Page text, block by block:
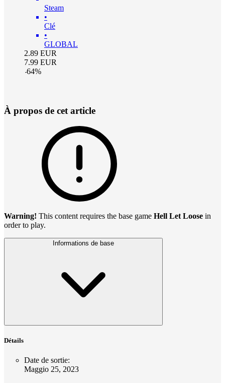
Steam
•
Clé
•
GLOBAL
2.89 EUR
7.99 EUR
-64%
À propos de cet article
Warning! This content requires the base game Hell Let Loose in
order to play.
Informations de base
Détails
Date de sortie:
Maggio 25, 2023